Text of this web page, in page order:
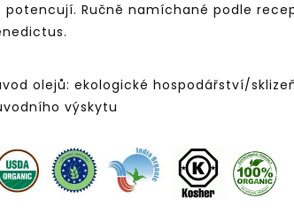
potencují. Ručně namíchané podle
olejů: ekologické hospodářství/
výskytu